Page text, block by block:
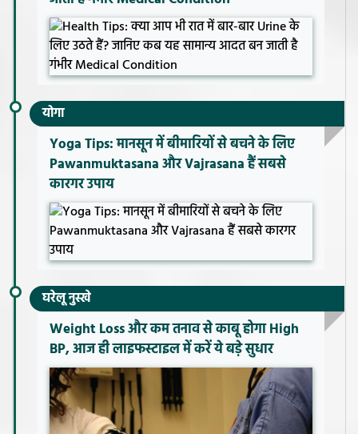
योगा
Yoga Tips: मानसून में बीमारियों से बचने के लिए
Pawanmuktasana और Vajrasana हैं सबसे
कारगर उपाय
घरेलू नुस्खे
Weight Loss और कम तनाव से काबू होगा High
BP, आज ही लाइफस्टाइल में करें ये बड़े सुधार